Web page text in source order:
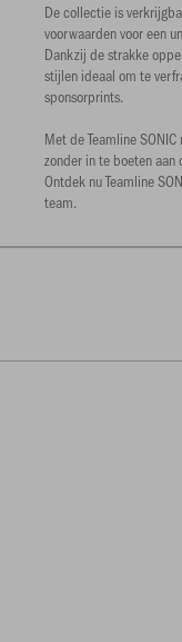
De collectie is
voorwaarden voor een
Dankzij de strakke
stijlen ideaal om te
sponsorprints.
Met de Teamline
zonder in te boeten
Ontdek nu Teamline
team.